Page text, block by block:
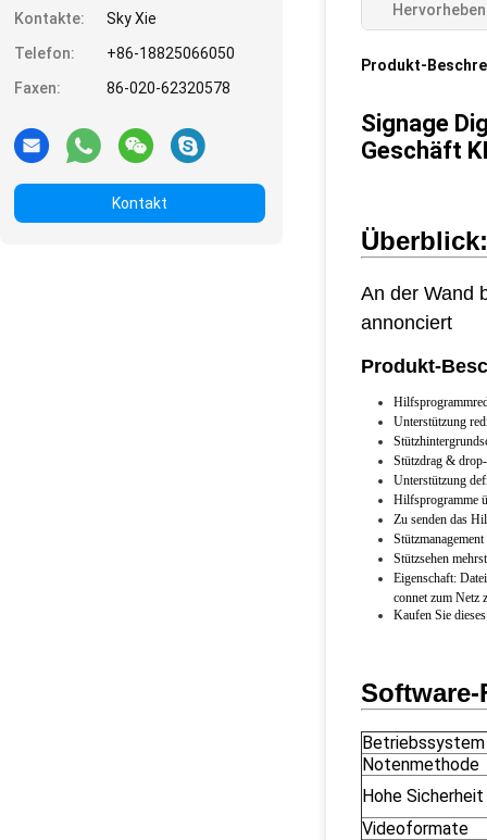
Kontakte:
Sky Xie
Telefon:
+86-18825066050
Faxen:
86-020-62320578
Kontakt
Produkt-
Signage
Geschäft
Überblick:
An der Wand
annonciert
Produkt-
Unterstützung
Stützdrag &
Unterstützung
Hilfsprogramme
Zu senden das
Stützsehen
Eigenschaft:
connet zum Netz
Kaufen Sie
Betriebssystem
Notenmethode
Hohe Sicherheit
Videoformate